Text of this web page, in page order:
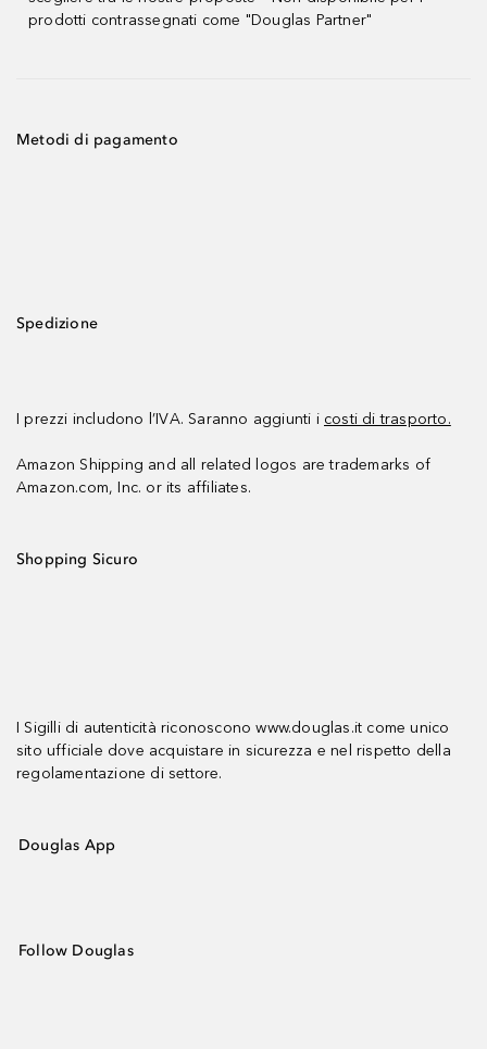
prodotti contrassegnati come "Douglas Partner"
Metodi di pagamento
Spedizione
I prezzi includono l’IVA. Saranno aggiunti i costi di trasporto.
Amazon Shipping and all related logos are trademarks of
Amazon.com, Inc. or its affiliates.
Shopping Sicuro
I Sigilli di autenticità riconoscono www.douglas.it come unico
sito ufficiale dove acquistare in sicurezza e nel rispetto della
regolamentazione di settore.
Douglas App
Follow Douglas